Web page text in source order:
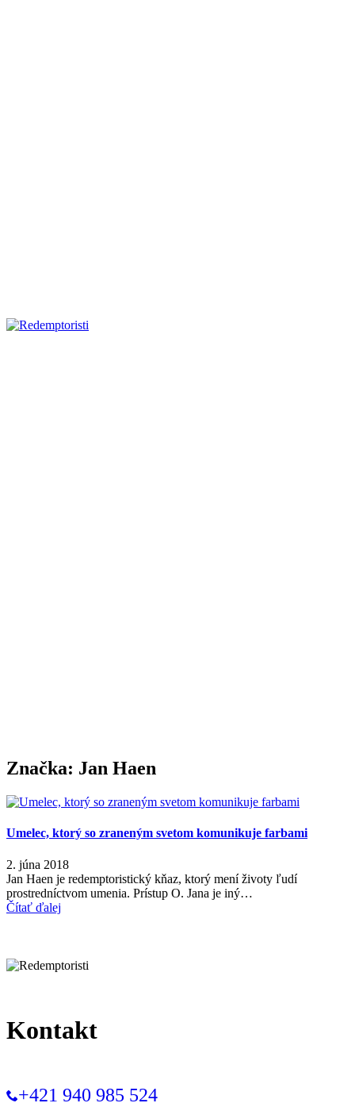
Značka: Jan Haen
Umelec, ktorý so zraneným svetom komunikuje farbami
2. júna 2018
Jan Haen je redemptoristický kňaz, ktorý mení životy ľudí
prostredníctvom umenia. Prístup O. Jana je iný…
Čítať ďalej
Kontakt
+421 940 985 524